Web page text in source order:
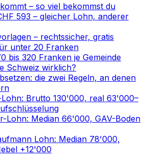
– so viel bekommst du
593 – gleicher Lohn, anderer
– rechtssicher, gratis
unter 20 Franken
bis 320 Franken je Gemeinde
Schweiz wirklich?
die zwei Regeln, an denen
Brutto 130'000, real 63'000–
Lohn: Median 66'000, GAV-Boden
Lohn: Median 78'000,
+12'000